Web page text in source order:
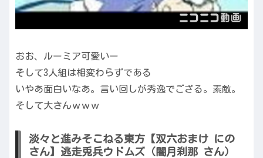
おお、ルーミア可愛いー
そして3人組は相変わらずである
いやあ面白いなあ。言い回しが秀逸でござる。素敵。
そして大さんｗｗｗ
淡々と進みそこねる東方【双六おまけ にの
さん】逃走兎兵ウドムズ（闇月刹那 さん）